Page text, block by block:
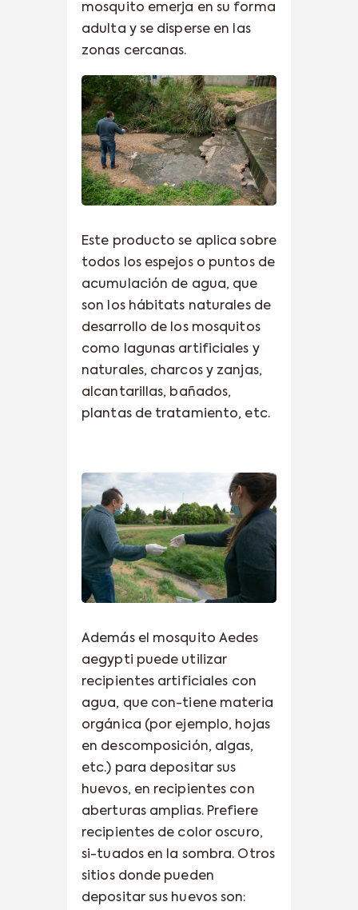
mosquito emerja en su forma
adulta y se disperse en las
zonas cercanas.
Este producto se aplica sobre
todos los espejos o puntos de
acumulación de agua, que
son los hábitats naturales de
desarrollo de los mosquitos
como lagunas artificiales y
naturales, charcos y zanjas,
alcantarillas, bañados,
plantas de tratamiento, etc.
Además el mosquito Aedes
aegypti puede utilizar
recipientes artificiales con
agua, que con-tiene materia
orgánica (por ejemplo, hojas
en descomposición, algas,
etc.) para depositar sus
huevos, en recipientes con
aberturas amplias. Prefiere
recipientes de color oscuro,
si-tuados en la sombra. Otros
sitios donde pueden
depositar sus huevos son: